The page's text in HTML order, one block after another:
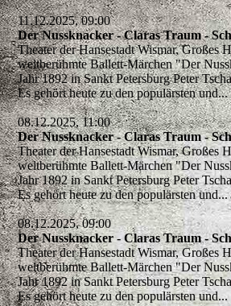
11.12.2025, 09:00
Der Nussknacker - Claras Traum -
Theater der Hansestadt Wismar, Großes
weltberühmte Ballett-Märchen "Der
Jahr 1892 in Sankt Petersburg Peter
Es gehört heute zu den populärsten
08.12.2025, 11:00
Der Nussknacker - Claras Traum -
Theater der Hansestadt Wismar, Großes
weltberühmte Ballett-Märchen "Der
Jahr 1892 in Sankt Petersburg Peter
Es gehört heute zu den populärsten
08.12.2025, 09:00
Der Nussknacker - Claras Traum -
Theater der Hansestadt Wismar, Großes
weltberühmte Ballett-Märchen "Der
Jahr 1892 in Sankt Petersburg Peter
Es gehört heute zu den populärsten